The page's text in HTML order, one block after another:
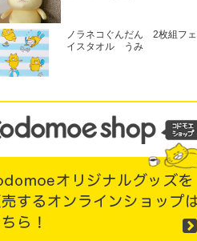
ノラネコぐんだん 2枚組フェ
イスタオル うみ